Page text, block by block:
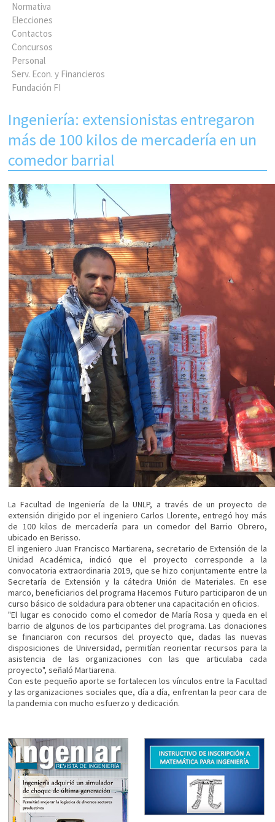
Normativa
Elecciones
Contactos
Concursos
Personal
Serv. Econ. y Financieros
Fundación FI
Ingeniería: extensionistas entregaron
más de 100 kilos de mercadería en un
comedor barrial
La Facultad de Ingeniería de la UNLP, a través de un proyecto de
extensión dirigido por el ingeniero Carlos Llorente, entregó hoy más
de 100 kilos de mercadería para un comedor del Barrio Obrero,
ubicado en Berisso.
El ingeniero Juan Francisco Martiarena, secretario de Extensión de la
Unidad Académica, indicó que el proyecto corresponde a la
convocatoria extraordinaria 2019, que se hizo conjuntamente entre la
Secretaría de Extensión y la cátedra Unión de Materiales. En ese
marco, beneficiarios del programa Hacemos Futuro participaron de un
curso básico de soldadura para obtener una capacitación en oficios.
"El lugar es conocido como el comedor de María Rosa y queda en el
barrio de algunos de los participantes del programa. Las donaciones
se financiaron con recursos del proyecto que, dadas las nuevas
disposiciones de Universidad, permitían reorientar recursos para la
asistencia de las organizaciones con las que articulaba cada
proyecto", señaló Martiarena.
Con este pequeño aporte se fortalecen los vínculos entre la Facultad
y las organizaciones sociales que, día a día, enfrentan la peor cara de
la pandemia con mucho esfuerzo y dedicación.